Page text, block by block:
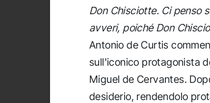
Don Chisciotte. Ci penso
avveri, poiché Don
Antonio de Curtis
sull'iconico protagonista
Miguel de Cervantes.
desiderio, rendendolo